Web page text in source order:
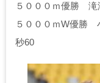
５０００ｍ優勝 滝
５０００ｍW優勝
秒60